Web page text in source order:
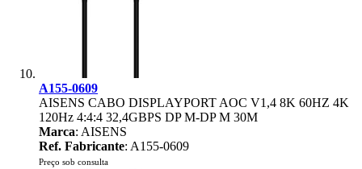
A155-0609
AISENS CABO DISPLAYPORT AOC V1,4 8K 60HZ 4K
120Hz 4:4:4 32,4GBPS DP M-DP M 30M
Marca: AISENS
Ref. Fabricante: A155-0609
Preço sob consulta